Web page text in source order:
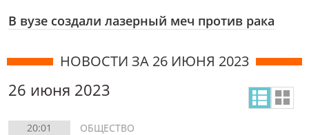
В вузе создали лазерный меч против рака
НОВОСТИ ЗА 26 ИЮНЯ 2023
26 июня 2023
20:01 ОБЩЕСТВО